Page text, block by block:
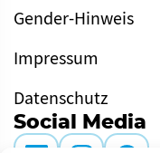
Gender-Hinweis
Impressum
Datenschutz
Social Media